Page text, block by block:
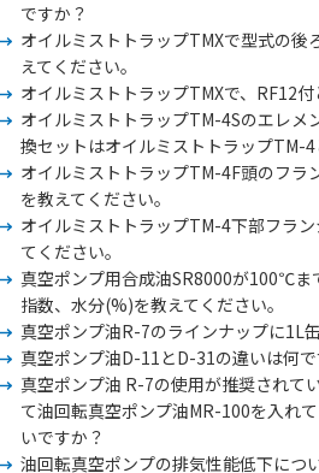
ですか？
オイルミストトラップTMXで型式の
えてください。
オイルミストトラップTMXで、RF12
オイルミストトラップTM-4Sのエレメ
換セットはオイルミストトラップTM-4
オイルミストトラップTM-4F頭のフラ
を教えてください。
オイルミストトラップTM-4下部フラ
てください。
真空ポンプ用合成油SR8000が100℃ま
指数、水分(%)を教えてください。
真空ポンプ油R-7のラインナップに1L
真空ポンプ油D-11とD-31の違いは何で
真空ポンプ油 R-7の使用が推奨されて
て油回転真空ポンプ油MR-100を入れ
いですか？
油回転真空ポンプの排気性能低下につ